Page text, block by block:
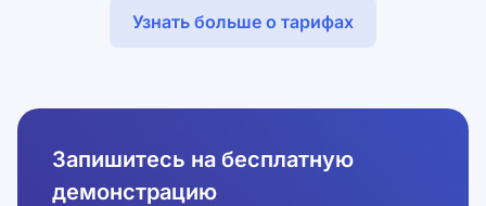
Узнать больше о тарифах
Запишитесь на бесплатную
демонстрацию